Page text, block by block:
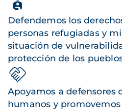
Defendemos los
personas refugiadas y
situación de
protección de los
Apoyamos a defensores
humanos y